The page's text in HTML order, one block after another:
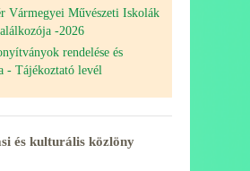
Vármegyei Művészeti Iskolák
-2026
rendelése és
- Tájékoztató levél
és kulturális közlöny